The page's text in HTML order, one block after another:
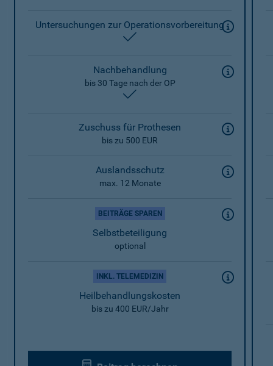
Untersuchungen zur Operationsvorbereitung
Nachbehandlung
bis 30 Tage nach der OP
Zuschuss für Prothesen
bis zu 500 EUR
Auslandsschutz
max. 12 Monate
BEITRÄGE SPAREN
Selbstbeteiligung
optional
INKL. TELEMEDIZIN
Heilbehandlungskosten
bis zu 400 EUR/Jahr